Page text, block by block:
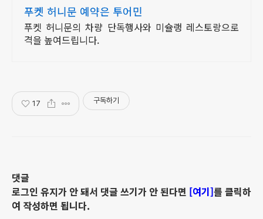
푸켓 허니문 예약은 투어민
푸켓 허니문의 차량 단독행사와 미슐랭 레스토랑으로
격을 높여드립니다.
17 구독하기
댓글
로그인 유지가 안 돼서 댓글 쓰기가 안 된다면 [여기]를 클릭하
여 작성하면 됩니다.